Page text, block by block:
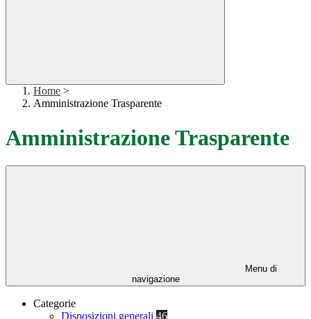
Home >
Amministrazione Trasparente
Amministrazione Trasparente
Menu di
navigazione
Categorie
Disposizioni generali 46